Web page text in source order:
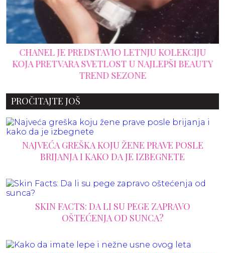
CHANEL JE PREDSTAVIO LETNJU KOLEKCIJU
KOJA PRETVARA SVETLOST U NAJLEPŠI BEAUTY
TREND SEZONE
PROČITAJTE JOŠ
NAJVEĆA GREŠKA KOJU ŽENE PRAVE POSLE
BRIJANJA I KAKO DA JE IZBEGNETE
SKIN FACTS: DA LI SU PEGE ZAPRAVO
OŠTEĆENJA OD SUNCA?